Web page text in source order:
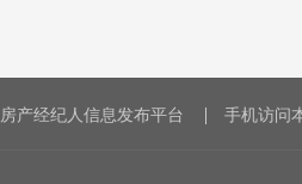
房产经纪人信息发布平台 手机访问